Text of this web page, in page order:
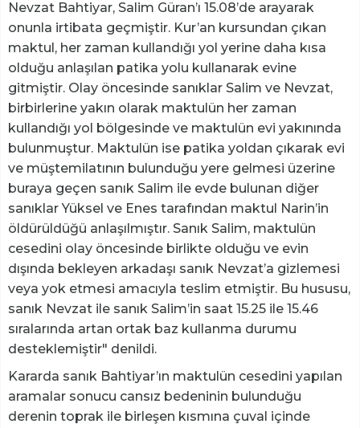
Nevzat Bahtiyar, Salim Güran’ı 15.08’de arayarak
onunla irtibata geçmiştir. Kur’an kursundan çıkan
maktul, her zaman kullandığı yol yerine daha kısa
olduğu anlaşılan patika yolu kullanarak evine
gitmiştir. Olay öncesinde sanıklar Salim ve Nevzat,
birbirlerine yakın olarak maktulün her zaman
kullandığı yol bölgesinde ve maktulün evi yakınında
bulunmuştur. Maktulün ise patika yoldan çıkarak evi
ve müştemilatının bulunduğu yere gelmesi üzerine
buraya geçen sanık Salim ile evde bulunan diğer
sanıklar Yüksel ve Enes tarafından maktul Narin’in
öldürüldüğü anlaşılmıştır. Sanık Salim, maktulün
cesedini olay öncesinde birlikte olduğu ve evin
dışında bekleyen arkadaşı sanık Nevzat’a gizlemesi
veya yok etmesi amacıyla teslim etmiştir. Bu hususu,
sanık Nevzat ile sanık Salim’in saat 15.25 ile 15.46
sıralarında artan ortak baz kullanma durumu
desteklemiştir" denildi.
Kararda sanık Bahtiyar’ın maktulün cesedini yapılan
aramalar sonucu cansız bedeninin bulunduğu
derenin toprak ile birleşen kısmına çuval içinde